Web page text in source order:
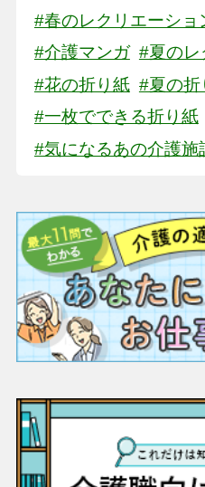
#春のレクリエーショ
#介護マンガ #夏のレ
#花の折り紙 #夏の折
#一枚でできる折り紙
#気になるあの介護施